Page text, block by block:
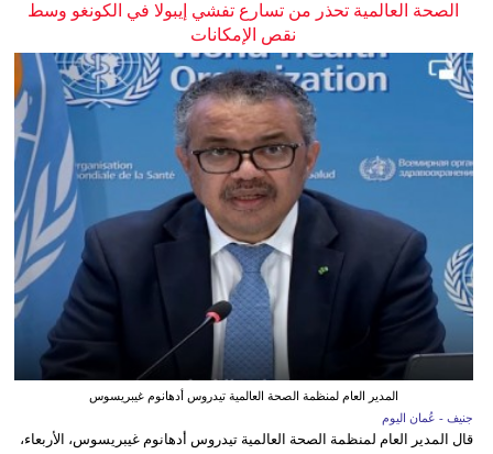
الصحة العالمية تحذر من تسارع تفشي إيبولا في الكونغو وسط
نقص الإمكانات
المدير العام لمنظمة الصحة العالمية تيدروس أدهانوم غيبريسوس
جنيف - عُمان اليوم
قال المدير العام لمنظمة الصحة العالمية تيدروس أدهانوم غيبريسوس، الأربعاء،